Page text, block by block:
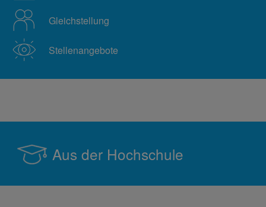
Gleichstellung
Stellenangebote
Aus der Hochschule